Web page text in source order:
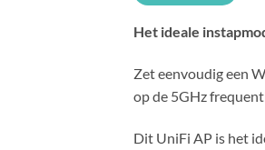
Het ideale
Zet eenvoudig een
op de 5GHz
Dit UniFi AP is het